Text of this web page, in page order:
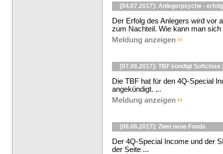
[04.07.2017]: Anlegerpsyche -
Der Erfolg des Anlegers wird vor
zum Nachteil. Wie kann man
Meldung anzeigen
[07.06.2017]: TBF kündigt Softclose
Die TBF hat für den 4Q-Special
angekündigt. ...
Meldung anzeigen
[06.06.2017]: Zwei neue Fonds
Der 4Q-Special Income und der
der Seite ...